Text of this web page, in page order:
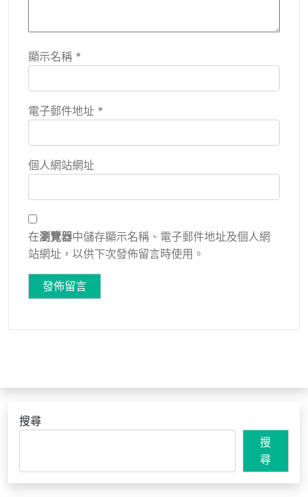
顯示名稱 *
電子郵件地址 *
個人網站網址
在瀏覽器中儲存顯示名稱、電子郵件地址及個人網
站網址，以供下次發佈留言時使用。
搜尋
搜
尋